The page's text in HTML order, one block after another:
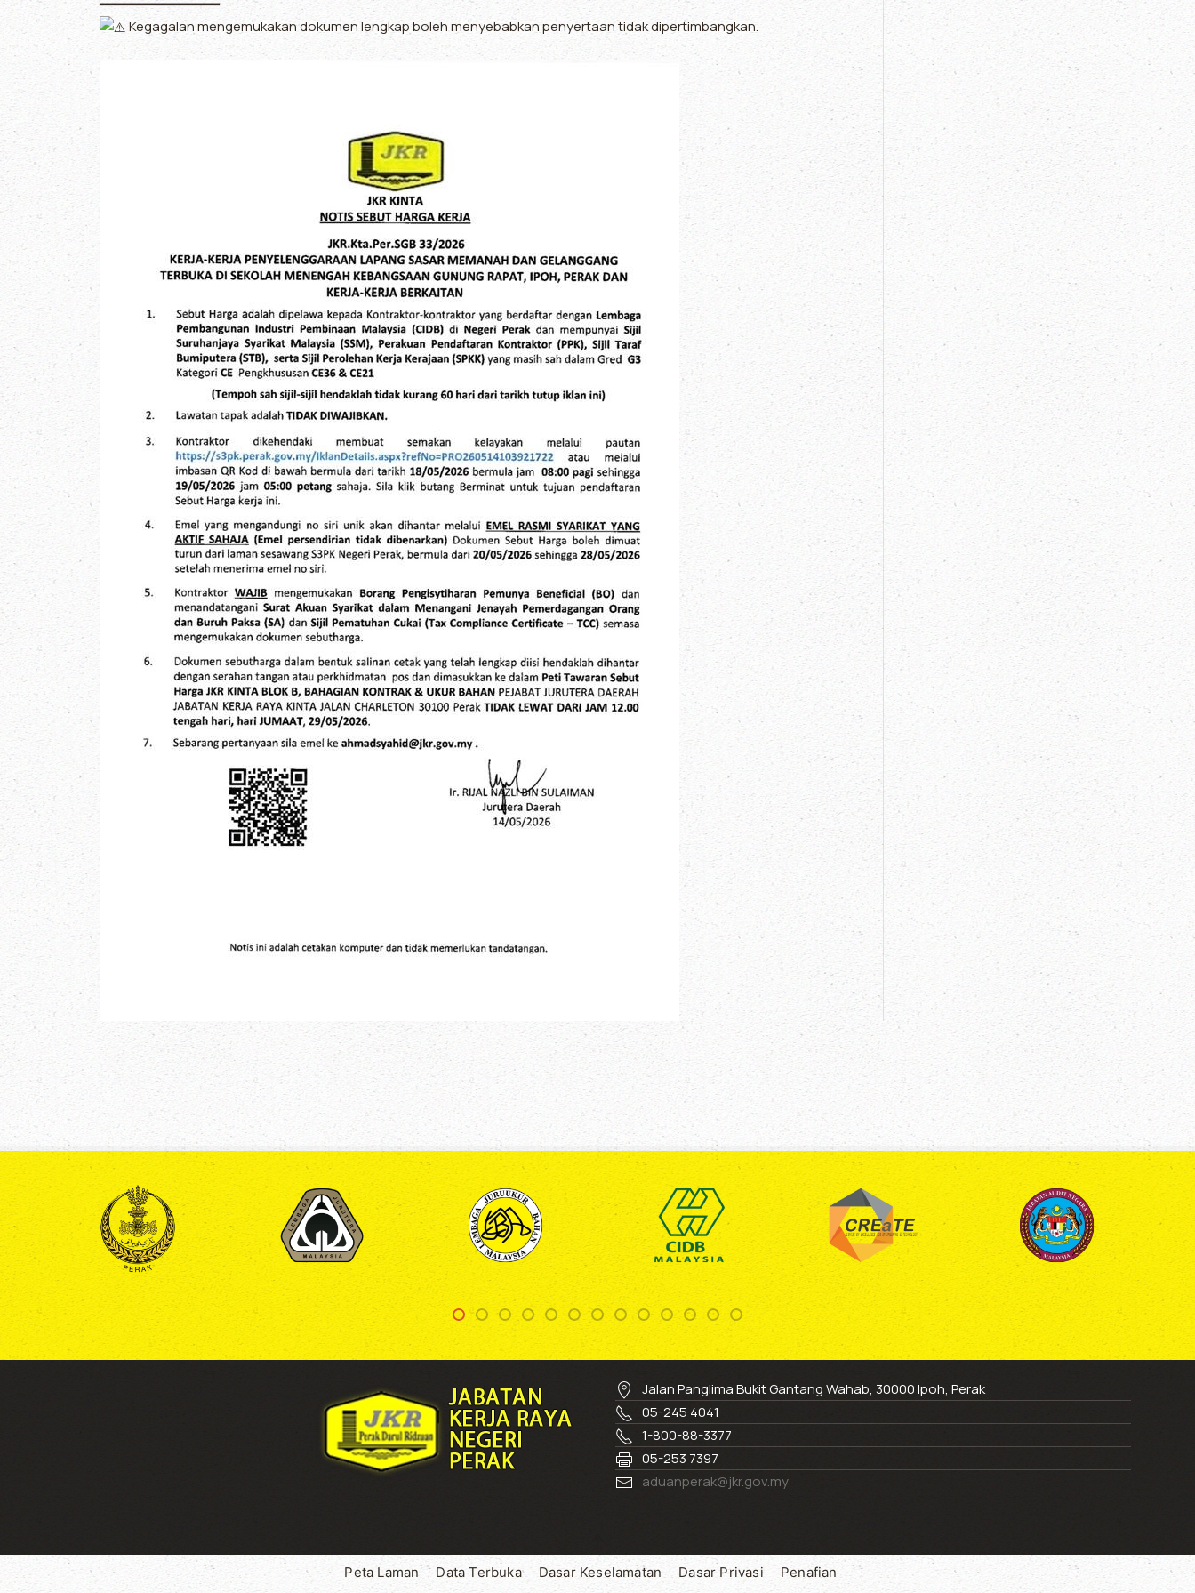
━━━━━━━━━━━━━━━
Kegagalan mengemukakan dokumen lengkap boleh menyebabkan penyertaan tidak dipertimbangkan.
Jalan Panglima Bukit Gantang Wahab, 30000 Ipoh, Perak
05-245 4041
1-800-88-3377
05-253 7397
aduanperak@jkr.gov.my
Peta Laman Data Terbuka Dasar Keselamatan Dasar Privasi Penafian